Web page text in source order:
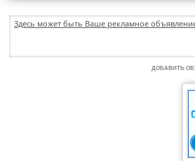
Здесь может быть Ваше рекламное
ДОБАВИТЬ